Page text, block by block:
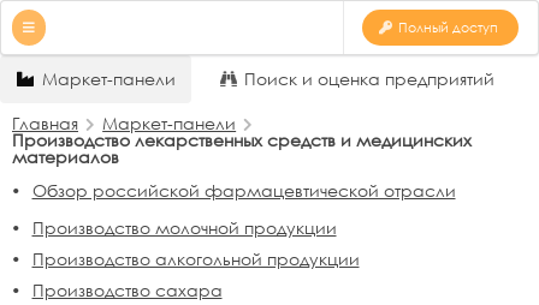
Полный доступ
Маркет-панели
Поиск и оценка предприятий
Главная
Маркет-панели
Производство лекарственных средств и медицинских
материалов
Обзор российской фармацевтической отрасли
Производство молочной продукции
Производство алкогольной продукции
Производство сахара